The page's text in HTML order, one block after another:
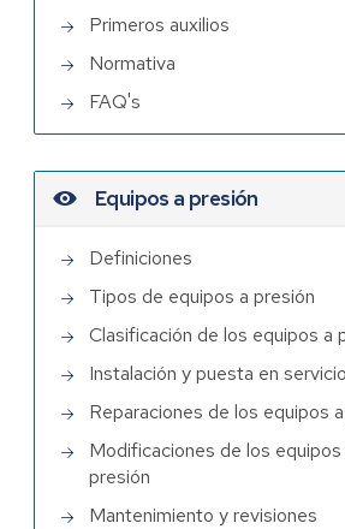
Primeros auxilios
Normativa
FAQ's
Equipos a presión
Definiciones
Tipos de equipos a presión
Clasificación de los equipos a
Instalación y puesta en servicio
Reparaciones de los equipos
Modificaciones de los
presión
Mantenimiento y revisiones